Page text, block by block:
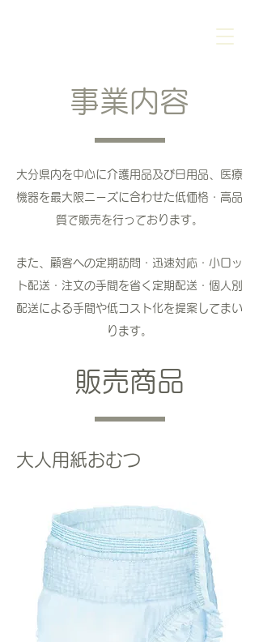
​事業内容
大分県内を中心に介護用品及び日用品、医療
機器を最大限ニーズに合わせた低価格・高品
質で販売を行っております。
また、顧客への定期訪問・迅速対応・小ロッ
ト配送・注文の手間を省く定期配送・個人別
配送による手間や低コスト化を提案してまい
ります。
​販売商品
​大人用紙おむつ